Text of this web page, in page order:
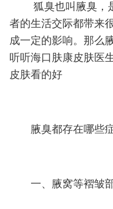
狐臭也叫腋臭，是
者的生活交际都带来
成一定的影响。那么
听听海口肤康皮肤医
皮肤看的好
腋臭都存在哪些症
一、腋窝等褶皱部